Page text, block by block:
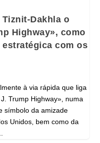
Dakhla o
Highway», como
com os
à via rápida que liga
Trump Highway», numa
símbolo da amizade
Unidos, bem como da